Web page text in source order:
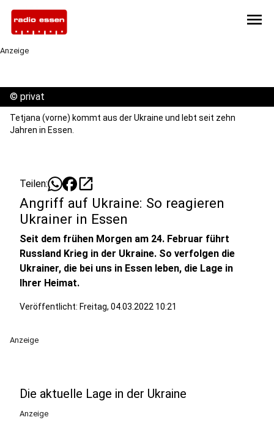
menu
Anzeige
© privat
Tetjana (vorne) kommt aus der Ukraine und lebt seit zehn
Jahren in Essen.
Teilen: open_in_new
Angriff auf Ukraine: So reagieren
Ukrainer in Essen
Seit dem frühen Morgen am 24. Februar führt
Russland Krieg in der Ukraine. So verfolgen die
Ukrainer, die bei uns in Essen leben, die Lage in
Ihrer Heimat.
Veröffentlicht: Freitag, 04.03.2022 10:21
Anzeige
Die aktuelle Lage in der Ukraine
Anzeige